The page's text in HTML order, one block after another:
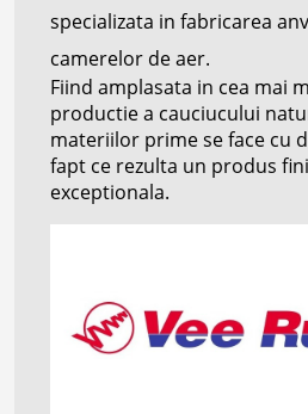
specializata in fabricarea
camerelor de aer.
Fiind amplasata in cea mai
productie a cauciucului
materiilor prime se face cu
fapt ce rezulta un produs
exceptionala.